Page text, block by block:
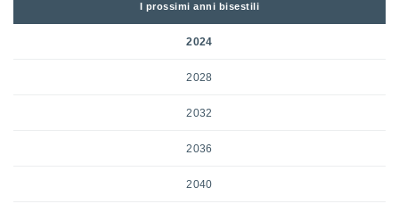
I prossimi anni bisestili
2024
2028
2032
2036
2040